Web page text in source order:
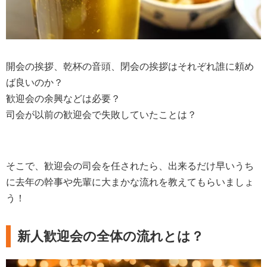
開会の挨拶、乾杯の音頭、閉会の挨拶はそれぞれ誰に頼め
ば良いのか？
歓迎会の余興などは必要？
司会が以前の歓迎会で失敗していたことは？
そこで、歓迎会の司会を任されたら、出来るだけ早いうち
に去年の幹事や先輩に大まかな流れを教えてもらいましょ
う！
新人歓迎会の全体の流れとは？